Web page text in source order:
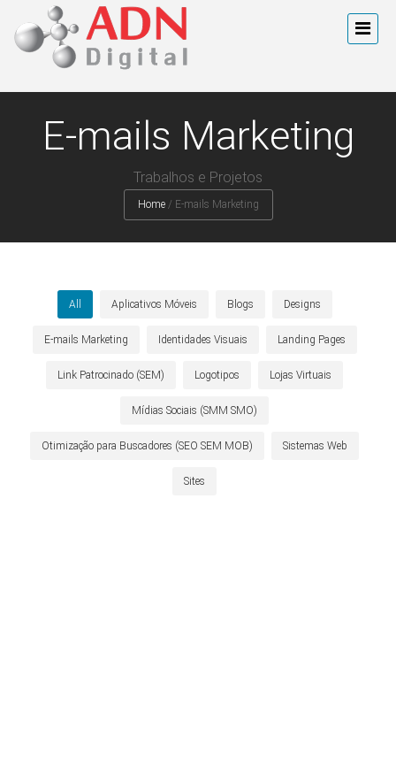
E-mails Marketing
Trabalhos e Projetos
Home / E-mails Marketing
All Aplicativos Móveis Blogs Designs
E-mails Marketing Identidades Visuais Landing Pages
Link Patrocinado (SEM) Logotipos Lojas Virtuais
Mídias Sociais (SMM SMO)
Otimização para Buscadores (SEO SEM MOB) Sistemas Web
Sites